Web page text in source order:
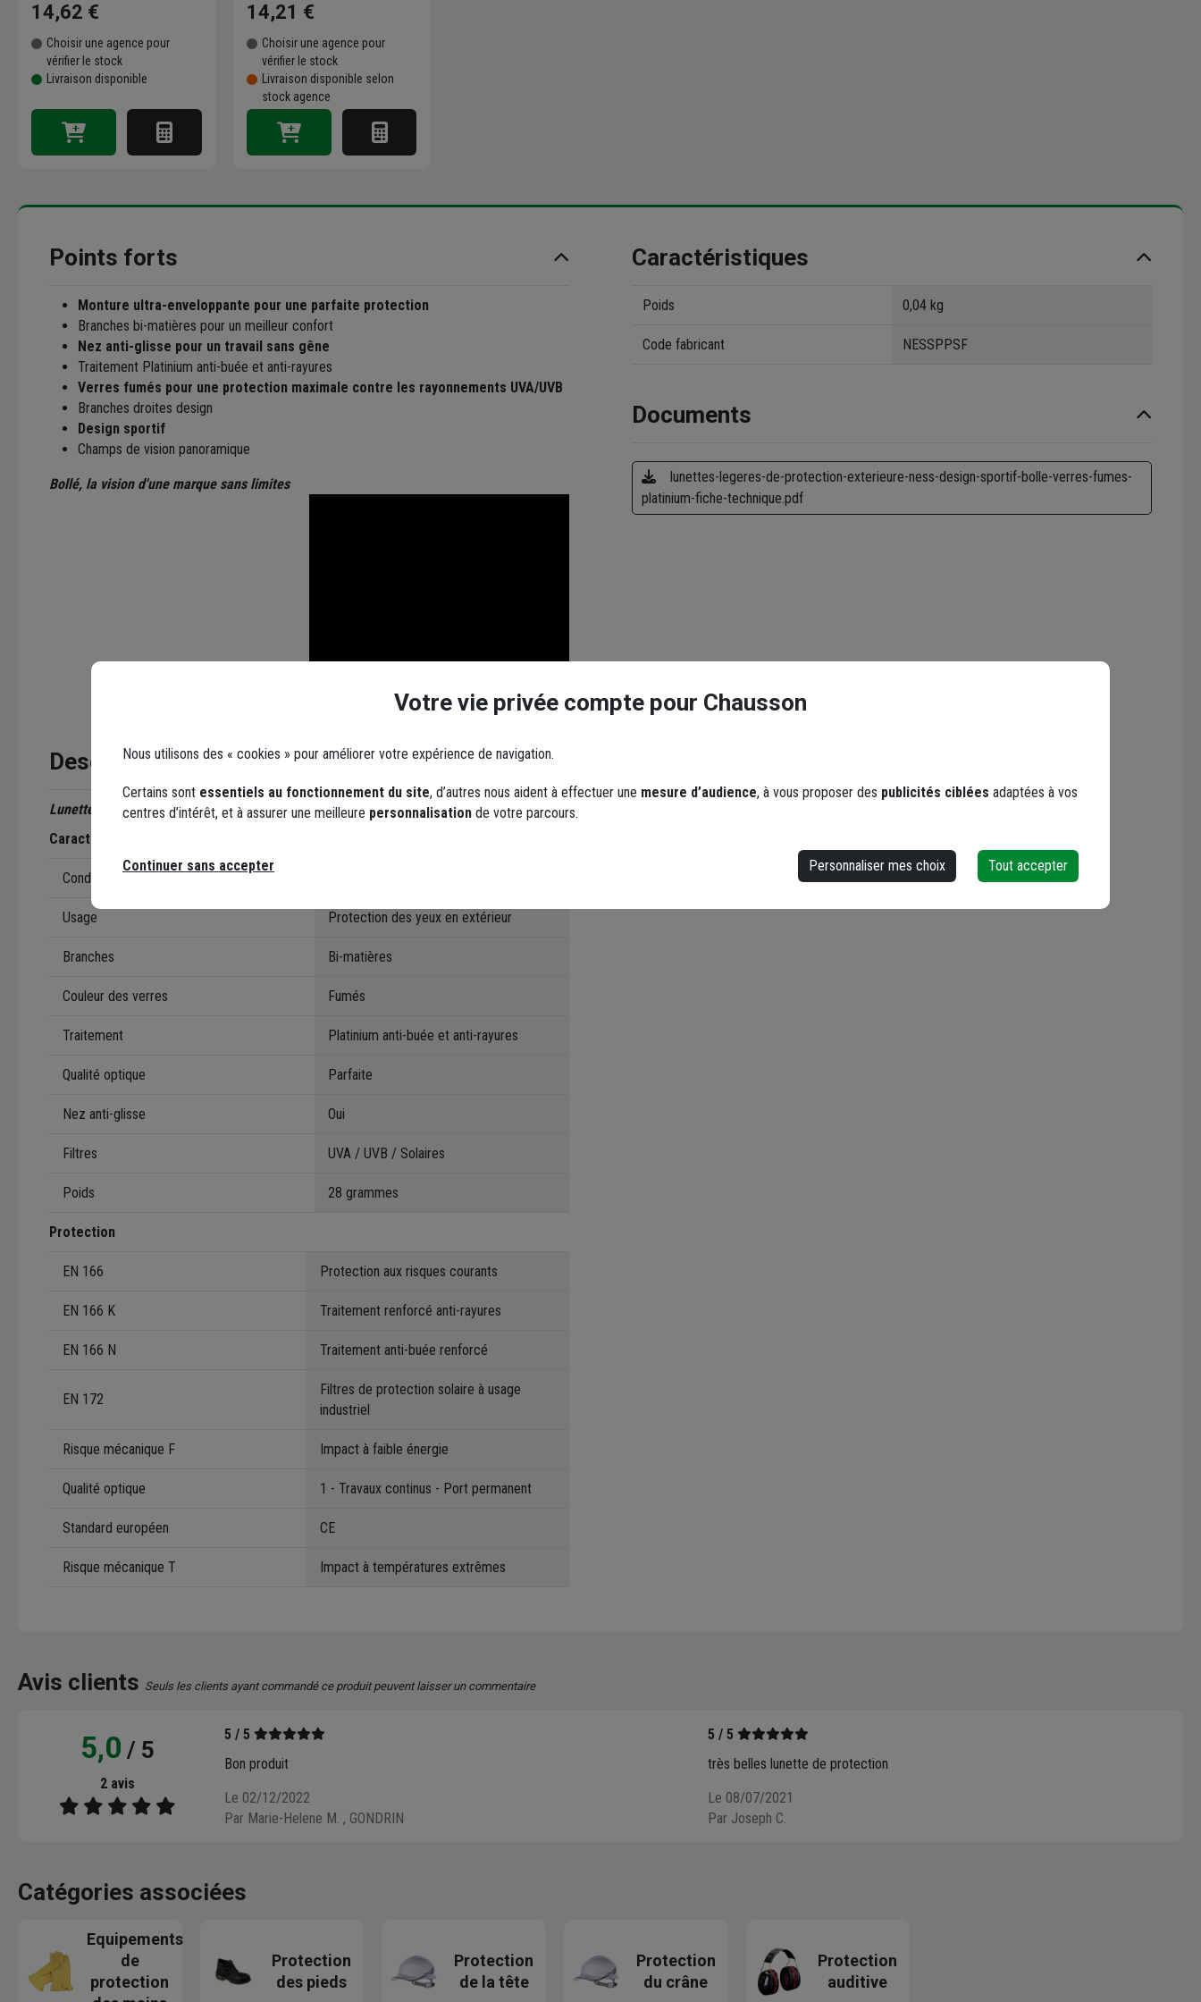
14,62 €
Choisir une agence pour
vérifier le stock
Livraison disponible
14,21 €
Choisir une agence pour
vérifier le stock
Livraison disponible selon
stock agence
Points forts
Monture ultra-enveloppante pour une parfaite protection
Branches bi-matières pour un meilleur confort
Nez anti-glisse pour un travail sans gêne
Traitement Platinium anti-buée et anti-rayures
Verres fumés pour une protection maximale contre les rayonnements UVA/UVB
Branches droites design
Design sportif
Champs de vision panoramique
Bollé, la vision d'une marque sans limites
Description
Lunettes légères de protection extérieure - NESSBollé - Verres fumés platinium +
Caractéristiques techniques
Conditionnement
Usage Protection des yeux en extérieur
Branches Bi-matières
Couleur des verres Fumés
Traitement Platinium anti-buée et anti-rayures
Qualité optique Parfaite
Nez anti-glisse Oui
Filtres UVA / UVB / Solaires
Poids 28 grammes
Protection
EN 166 Protection aux risques courants
EN 166 K Traitement renforcé anti-rayures
EN 166 N Traitement anti-buée renforcé
EN 172
Filtres de protection solaire à usage
industriel
Risque mécanique F Impact à faible énergie
Qualité optique 1 - Travaux continus - Port permanent
Standard européen CE
Risque mécanique T Impact à températures extrêmes
Caractéristiques
Poids 0,04 kg
Code fabricant NESSPPSF
Documents
lunettes-legeres-de-protection-exterieure-ness-design-sportif-bolle-verres-fumes-
platinium-fiche-technique.pdf
Avis clients Seuls les clients ayant commandé ce produit peuvent laisser un commentaire
5,0 / 5
2 avis
5 / 5
Bon produit
Le 02/12/2022
Par Marie-Helene M. , GONDRIN
5 / 5
très belles lunette de protection
Le 08/07/2021
Par Joseph C.
Catégories associées
Equipements
de
protection
Protection
des pieds
Protection
de la tête
Protection
du crâne
Protection
auditive
Votre vie privée compte pour Chausson
Nous utilisons des « cookies » pour améliorer votre expérience de navigation.
Certains sont essentiels au fonctionnement du site, d’autres nous aident à effectuer une mesure d’audience, à vous proposer des publicités ciblées adaptées à vos
centres d’intérêt, et à assurer une meilleure personnalisation de votre parcours.
Personnaliser mes choix Tout accepter
Continuer sans accepter